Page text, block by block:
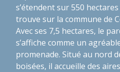
s’étendent sur 550
trouve sur la commune de
Avec ses 7,5 hectares, le
s’affiche comme un
promenade. Situé au nord
boisées, il accueille des